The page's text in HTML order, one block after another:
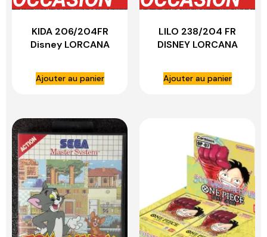
KIDA 206/204FR
Disney LORCANA
Ajouter au panier
LILO 238/204 FR
DISNEY LORCANA
Ajouter au panier